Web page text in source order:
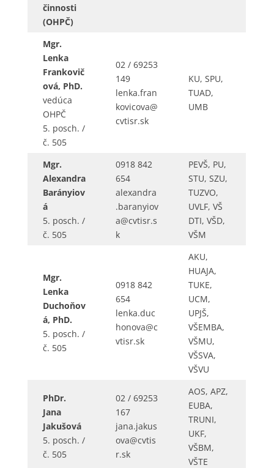
činnosti
(OHPČ)
Mgr.
Lenka
Frankovič
ová, PhD.
vedúca
OHPČ
5. posch. /
č. 505
02 / 69253
149
lenka.fran
kovicova@
cvtisr.sk
KU, SPU,
TUAD,
UMB
Mgr.
Alexandra
Barányiov
á
5. posch. /
č. 505
0918 842
654
alexandra
.baranyiov
a@cvtisr.s
k
PEVŠ, PU,
STU, SZU,
TUZVO,
UVLF, VŠ
DTI, VŠD,
VŠM
Mgr.
Lenka
Duchoňov
á, PhD.
5. posch. /
č. 505
0918 842
654
lenka.duc
honova@c
vtisr.sk
AKU,
HUAJA,
TUKE,
UCM,
UPJŠ,
VŠEMBA,
VŠMU,
VŠSVA,
VŠVU
PhDr.
Jana
Jakušová
5. posch. /
č. 505
02 / 69253
167
jana.jakus
ova@cvtis
r.sk
AOS, APZ,
EUBA,
TRUNI,
UKF,
VŠBM,
VŠTE